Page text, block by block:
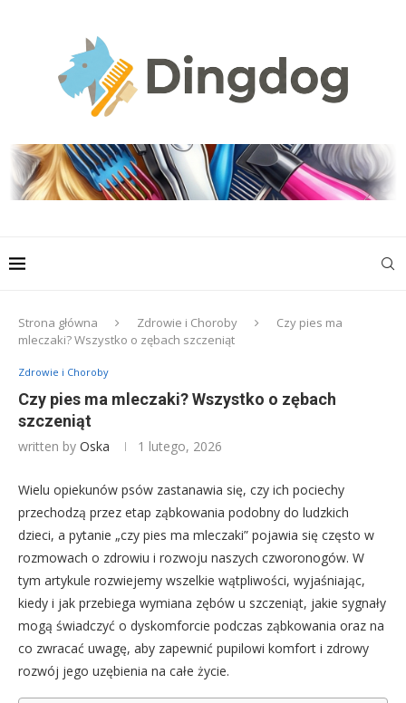
Strona główna Zdrowie i Choroby
Czy pies ma
mleczaki? Wszystko o zębach szczeniąt
Zdrowie i Choroby
Czy pies ma mleczaki? Wszystko o zębach
szczeniąt
written by Oska 1 lutego, 2026
Wielu opiekunów psów zastanawia się, czy ich pociechy
przechodzą przez etap ząbkowania podobny do ludzkich
dzieci, a pytanie „czy pies ma mleczaki” pojawia się często w
rozmowach o zdrowiu i rozwoju naszych czworonogów. W
tym artykule rozwiejemy wszelkie wątpliwości, wyjaśniając,
kiedy i jak przebiega wymiana zębów u szczeniąt, jakie sygnały
mogą świadczyć o dyskomforcie podczas ząbkowania oraz na
co zwracać uwagę, aby zapewnić pupilowi komfort i zdrowy
rozwój jego uzębienia na całe życie.